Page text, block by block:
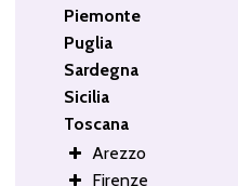
Piemonte
Puglia
Sardegna
Sicilia
Toscana
Arezzo
Firenze